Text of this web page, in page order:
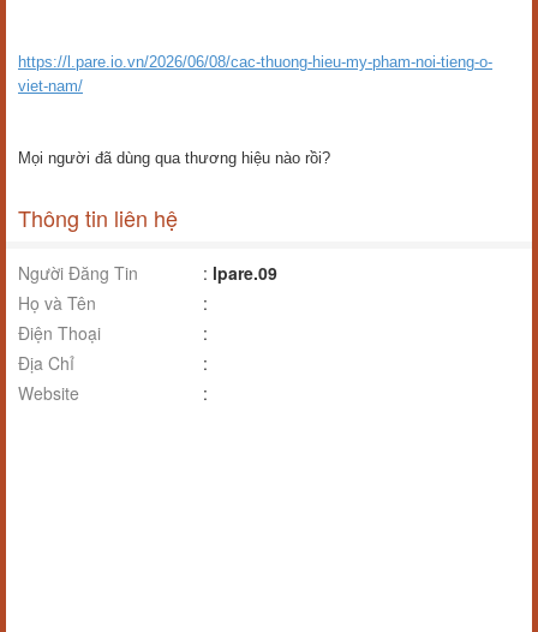
https://l.pare.io.vn/2026/06/08/cac-thuong-hieu-my-pham-noi-tieng-o-
viet-nam/
Mọi người đã dùng qua thương hiệu nào rồi?
Thông tin liên hệ
Người Đăng Tin : lpare.09
Họ và Tên
:
Điện Thoại
:
Địa Chỉ
:
Website
: